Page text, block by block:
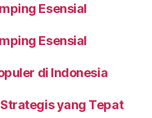
Esensial
Esensial
di Indonesia
yang Tepat